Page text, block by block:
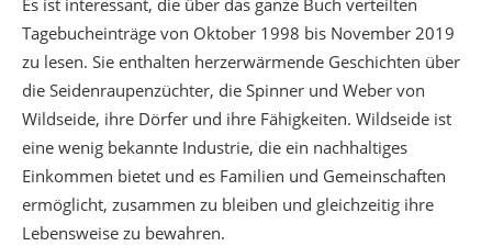
Es ist interessant, die über das ganze Buch verteilten
Tagebucheinträge von Oktober 1998 bis November 2019
zu lesen. Sie enthalten herzerwärmende Geschichten über
die Seidenraupenzüchter, die Spinner und Weber von
Wildseide, ihre Dörfer und ihre Fähigkeiten. Wildseide ist
eine wenig bekannte Industrie, die ein nachhaltiges
Einkommen bietet und es Familien und Gemeinschaften
ermöglicht, zusammen zu bleiben und gleichzeitig ihre
Lebensweise zu bewahren.